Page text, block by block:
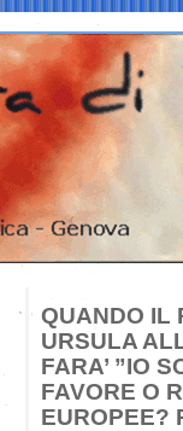
QUANDO IL
URSULA
FARA’ ”IO
FAVORE O
EUROPEE?